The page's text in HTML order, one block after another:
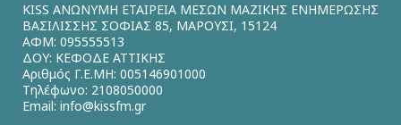
KISS ΑΝΩΝΥΜΗ ΕΤΑΙΡΕΙΑ ΜΕΣΩΝ ΜΑΖΙΚΗΣ ΕΝΗΜΕΡΩΣΗΣ
ΒΑΣΙΛΙΣΣΗΣ ΣΟΦΙΑΣ 85, ΜΑΡΟΥΣΙ, 15124
ΑΦΜ: 095555513
ΔΟΥ: ΚΕΦΟΔΕ ΑΤΤΙΚΗΣ
Αριθμός Γ.Ε.ΜΗ: 005146901000
Τηλέφωνο: 2108050000
Email: info@kissfm.gr